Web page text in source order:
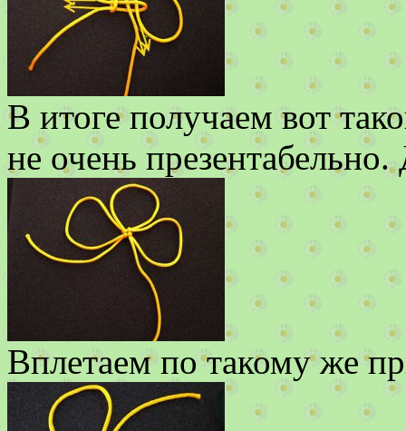
В итоге получаем вот
не очень
Вплетаем по такому же